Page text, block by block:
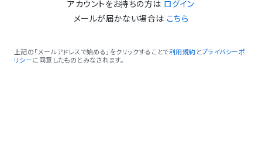
アカウントをお持ちの方は ログイン
メールが届かない場合は こちら
上記の「メールアドレスで始める」をクリックすることで利用規約 とプライバシーポ
リシーに同意したものとみなされます。